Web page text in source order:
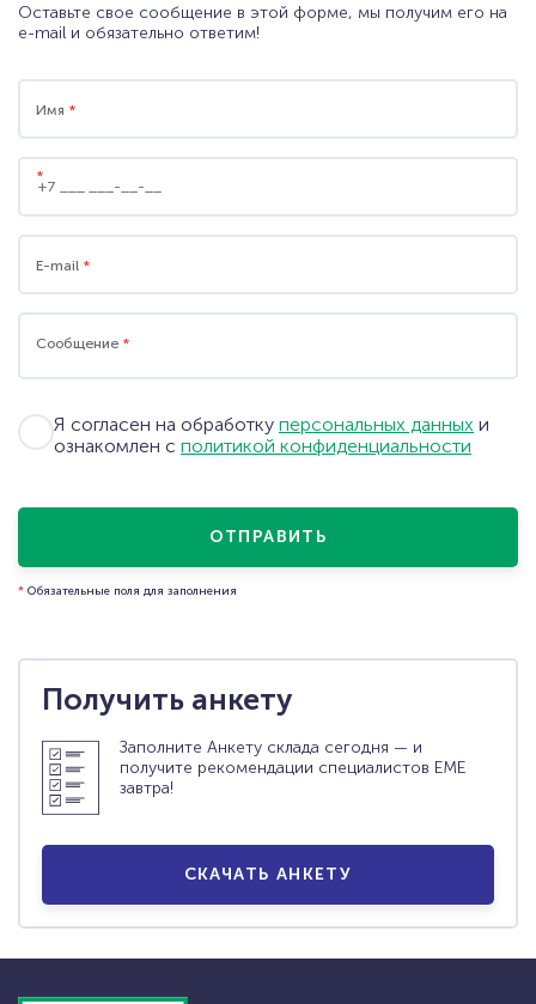
Оставьте свое сообщение в этой форме, мы получим его на
e-mail и обязательно ответим!
Имя *
*
E-mail *
Сообщение *
Я согласен на обработку персональных данных и
ознакомлен с политикой конфиденциальности
ОТПРАВИТЬ
* Обязательные поля для заполнения
Получить анкету
Заполните Анкету склада сегодня — и
получите рекомендации специалистов ЕМЕ
завтра!
СКАЧАТЬ АНКЕТУ
дом 2а. стр. 1, ИНН 9718004569
+7 (495) 109-09-79(Москва)
wms@eme.ru
СКАЧАТЬ ПРЕЗЕНТАЦИЮ
ФУНКЦИОНАЛА
СКАЧАТЬ АНКЕТУ